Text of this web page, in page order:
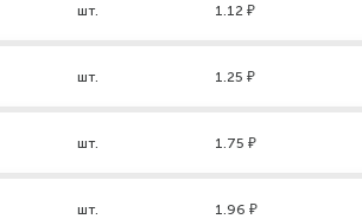
шт. 1.12 ₽
шт. 1.25 ₽
шт. 1.75 ₽
шт. 1.96 ₽